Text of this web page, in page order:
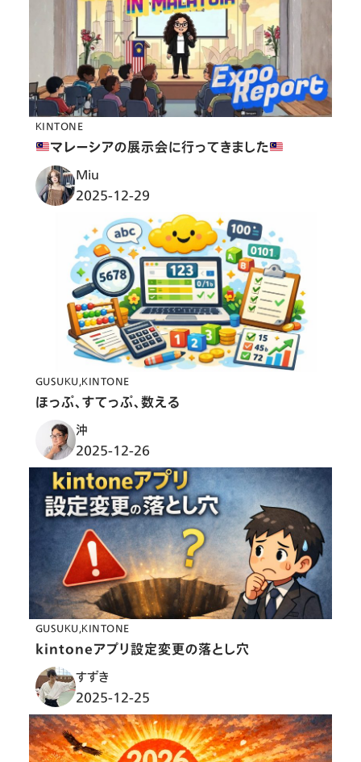
KINTONE
マレーシアの展示会に行ってきました
Miu
2025-12-29
GUSUKU KINTONE
ほっぷ、すてっぷ、数える
沖
2025-12-26
GUSUKU KINTONE
kintoneアプリ設定変更の落とし穴
すずき
2025-12-25